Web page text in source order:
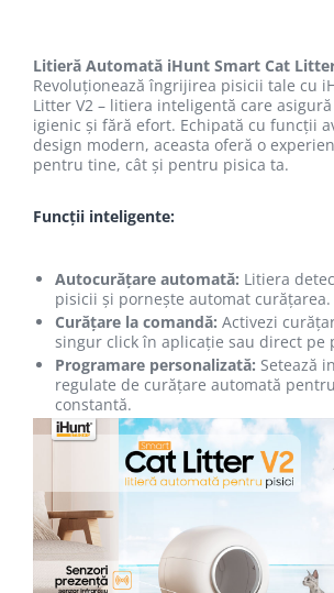
Litieră Automată iHunt Smart Cat
Revoluționează îngrijirea pisicii tale cu
Litter V2 – litiera inteligentă care
igienic și fără efort. Echipată cu funcții
design modern, aceasta oferă o
pentru tine, cât și pentru pisica ta.
Funcții inteligente:
Autocurățare automată: Litiera
pisicii și pornește automat curățarea.
Curățare la comandă: Activezi
singur click în aplicație sau direct pe
Programare personalizată: Setează
regulate de curățare automată
constantă.